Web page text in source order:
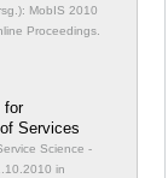
MobIS 2010
Proceedings.
for
Services
Science -
in